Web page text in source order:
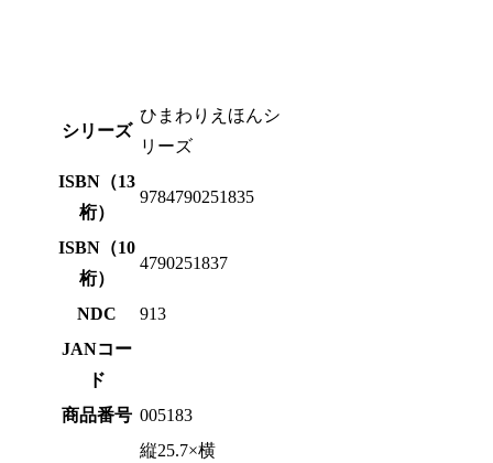
シリーズ
ひまわりえほんシ
リーズ
ISBN（13
桁）
9784790251835
ISBN（10
桁）
4790251837
NDC
913
JANコー
ド
商品番号 005183
縦25.7×横